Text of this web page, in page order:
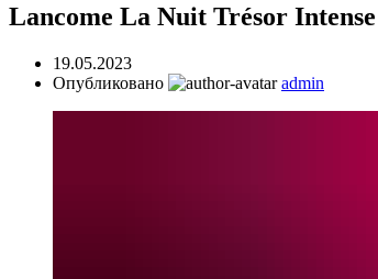
Lancome La Nuit Trésor
19.05.2023
Опубликовано
admin